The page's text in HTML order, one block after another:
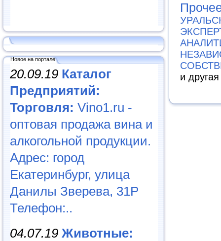
Новое на портале
20.09.19 Каталог
Предприятий:
Торговля: Vino1.ru -
оптовая продажа вина и
алкогольной продукции.
Адрес: город
Екатеринбург, улица
Данилы Зверева, 31Р
Телефон:..
04.07.19 Животные:
и